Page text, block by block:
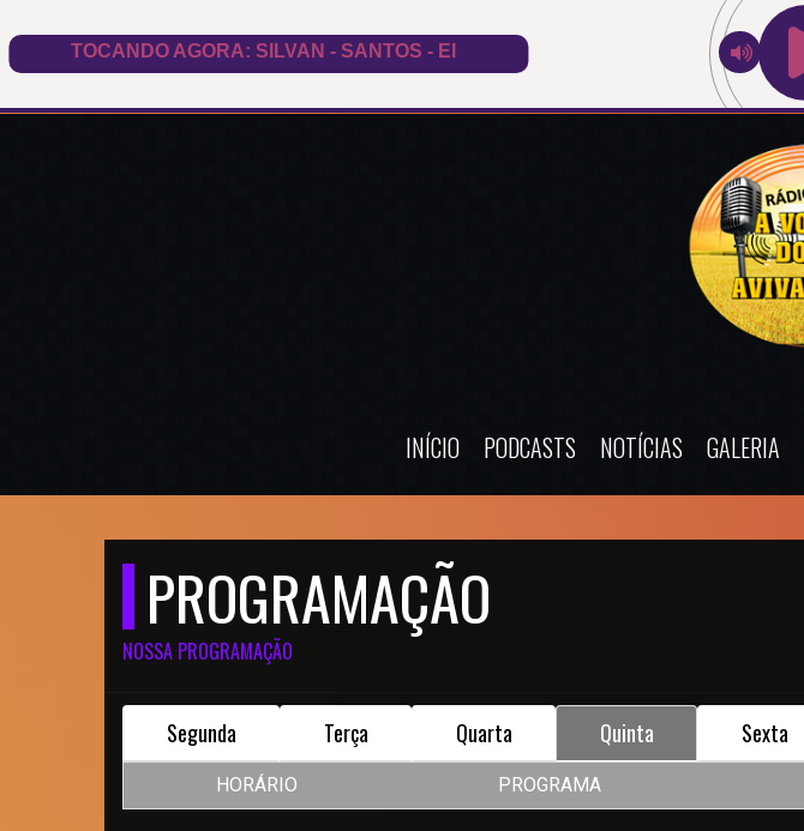
INÍCIO PODCASTS NOTÍCIAS GALERIA
PROGRAMAÇÃO
NOSSA PROGRAMAÇÃO
Segunda Terça Quarta Quinta Sexta
HORÁRIO PROGRAMA